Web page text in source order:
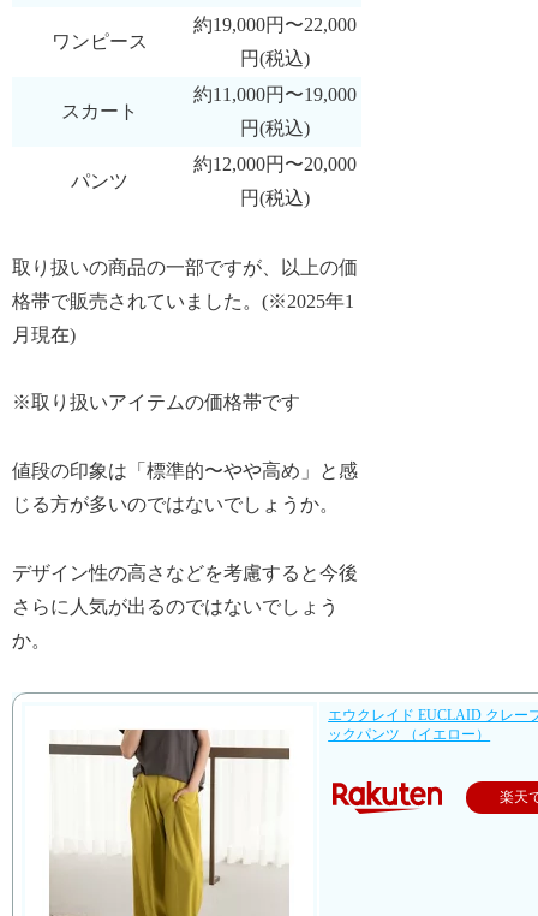
ワンピース
約19,000円〜22,000
円(税込)
スカート
約11,000円〜19,000
円(税込)
パンツ
約12,000円〜20,000
円(税込)
取り扱いの商品の一部ですが、以上の価
格帯で販売されていました。(※2025年1
月現在)
※取り扱いアイテムの価格帯です
値段の印象は「標準的〜やや高め」と感
じる方が多いのではないでしょうか。
デザイン性の高さなどを考慮すると今後
さらに人気が出るのではないでしょう
か。
エウクレイド EUCLAID クレー
ックパンツ （イエロー）
楽天